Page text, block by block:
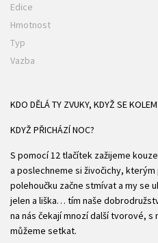
Edice
Hmotnost
Typ
Vazba
KDO DĚLÁ TY ZVUKY, KDYŽ SE
KDYŽ PŘICHÁZÍ NOC?
S pomocí 12 tlačítek zažijeme
a poslechneme si živočichy,
polehoučku začne stmívat a my se
jelen a liška… tím naše
na nás čekají mnozí další tvorové, s
můžeme setkat.